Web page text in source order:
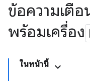
ข้อความเตื
พร้อมเครื่อง
ในหน้านี้